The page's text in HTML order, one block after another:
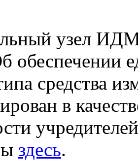
узел ИДМ
обеспечении
средства
в
здесь.